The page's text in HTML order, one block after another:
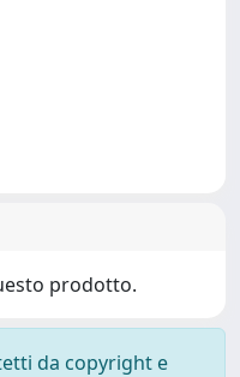
prodotto.
da copyright e